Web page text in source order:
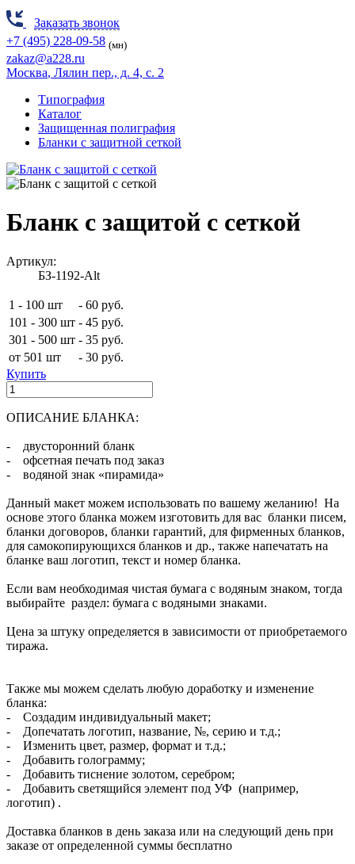
Заказать звонок
+7 (495) 228-09-58 (мн)
zakaz@a228.ru
Москва, Лялин пер., д. 4, с. 2
Типография
Каталог
Защищенная полиграфия
Бланки с защитной сеткой
Бланк с защитой с сеткой
Артикул:
БЗ-1192-Alt
1 - 100 шт - 60 руб.
101 - 300 шт - 45 руб.
301 - 500 шт - 35 руб.
от 501 шт
- 30 руб.
Купить
ОПИСАНИЕ БЛАНКА:
- двусторонний бланк
- офсетная печать под заказ
- водяной знак «пирамида»
Данный макет можем использовать по вашему желанию! На
основе этого бланка можем изготовить для вас бланки писем,
бланки договоров, бланки гарантий, для фирменных бланков,
для самокопирующихся бланков и др., также напечатать на
бланке ваш логотип, текст и номер бланка.
Если вам необходимая чистая бумага с водяным знаком, тогда
выбирайте раздел: бумага с водяными знаками.
Цена за штуку определяется в зависимости от приобретаемого
тиража.
Также мы можем сделать любую доработку и изменение
бланка:
- Создадим индивидуальный макет;
- Допечатать логотип, название, №, серию и т.д.;
- Изменить цвет, размер, формат и т.д.;
- Добавить голограмму;
- Добавить тиснение золотом, серебром;
- Добавить светящийся элемент под УФ (например,
логотип) .
Доставка бланков в день заказа или на следующий день при
заказе от определенной суммы бесплатно